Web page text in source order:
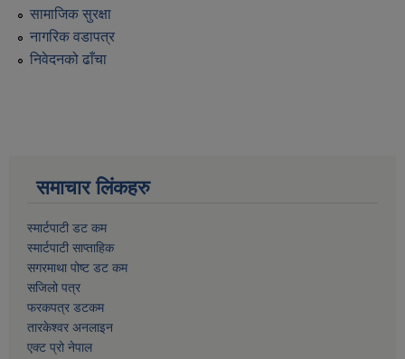
सामाजिक सुरक्षा
नागरिक वडापत्र
निवेदनको ढाँचा
समाचार लिंकहरु
स्मार्टपाटी डट कम
स्मार्टपाटी साप्ताहिक
सगरमाथा पोष्ट डट कम
सजिलो पत्र
फरकपत्र डटकम
तारकेश्वर अनलाइन
एक्ट प्रो नेपाल